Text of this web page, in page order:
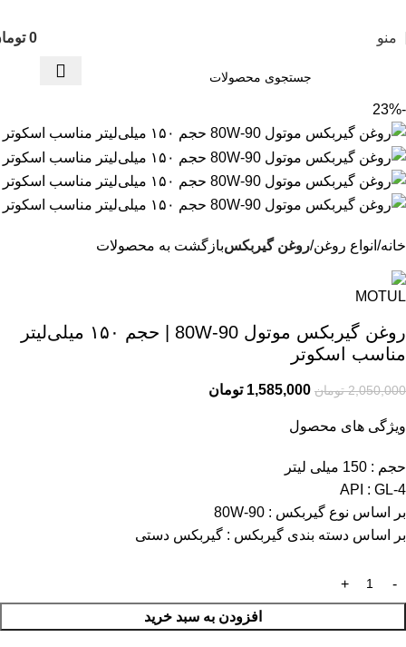
منو 0
-23%
خانه انواع روغن روغن گیربکسبازگشت به محصولات
روغن گیربکس موتول 80W-90 | حجم ۱۵۰ میلی‌لیتر
مناسب اسکوتر
2,050,000 تومان 1,585,000 تومان
ویژگی های محصول
حجم : 150 میلی لیتر
API : GL-4
بر اساس نوع گیربکس : 80W-90
بر اساس دسته بندی گیربکس : گیربکس دستی
افزودن به سبد خرید